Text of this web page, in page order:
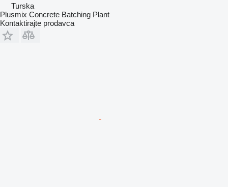
Turska
Plusmix Concrete Batching Plant
Kontaktirajte prodavca